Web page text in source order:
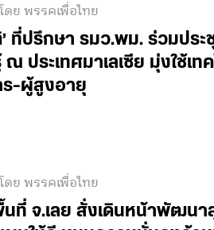
โดย พรรคเพื่อไทย
ที่ปรึกษา รมว.พม. ร่วมปร
ประเทศมาเลเซีย มุ่งใช้เท
-ผู้สูงอายุ
โดย พรรคเพื่อไทย
นที่ จ.เลย สั่งเดินหน้าพัฒน